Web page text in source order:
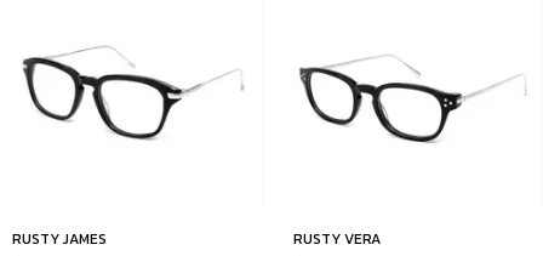
RUSTY JAMES RUSTY VERA